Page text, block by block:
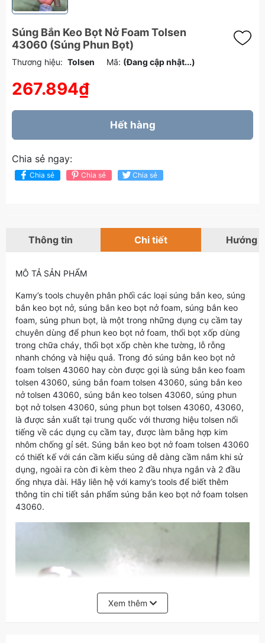
Súng Bắn Keo Bọt Nở Foam Tolsen
43060 (Súng Phun Bọt)
Thương hiệu: Tolsen Mã: (Đang cập nhật...)
267.894₫
Hết hàng
Chia sẻ ngay:
Chia sẻ Chia sẻ Chia sẻ
Thông tin Chi tiết Hướng
MÔ TẢ SẢN PHẨM
Kamy’s tools chuyên phân phối các loại súng bắn keo, súng
bắn keo bọt nở, súng bắn keo bọt nở foam, súng bắn keo
foam, súng phun bọt, là một trong những dụng cụ cầm tay
chuyên dùng để phun keo bọt nở foam, thổi bọt xốp dùng
trong chữa cháy, thổi bọt xốp chèn khe tường, lỗ rỗng
nhanh chóng và hiệu quả. Trong đó súng bắn keo bọt nở
foam tolsen 43060 hay còn được gọi là súng bắn keo foam
tolsen 43060, súng bắn foam tolsen 43060, súng bắn keo
nở tolsen 43060, súng bắn keo tolsen 43060, súng phun
bọt nở tolsen 43060, súng phun bọt tolsen 43060, 43060,
là được sản xuất tại trung quốc với thương hiệu tolsen nổi
tiếng về các dụng cụ cầm tay, được làm bằng hợp kim
nhôm chống gỉ sét. Súng bắn keo bọt nở foam tolsen 43060
có thiết kế với cán cầm kiểu súng dễ dàng cầm nắm khi sử
dụng, ngoài ra còn đi kèm theo 2 đầu nhựa ngắn và 2 đầu
ống nhựa dài. Hãy liên hệ với kamy’s tools để biết thêm
thông tin chi tiết sản phẩm súng bắn keo bọt nở foam tolsen
43060.
Xem thêm